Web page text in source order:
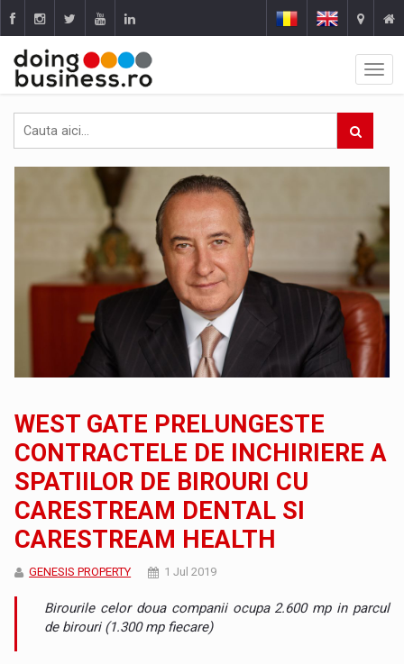
WEST GATE PRELUNGESTE
CONTRACTELE DE INCHIRIERE A
SPATIILOR DE BIROURI CU
CARESTREAM DENTAL SI
CARESTREAM HEALTH
GENESIS PROPERTY 1 Jul 2019
Birourile celor doua companii ocupa 2.600 mp in parcul
de birouri (1.300 mp fiecare)